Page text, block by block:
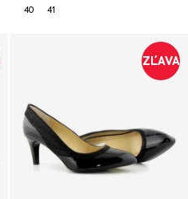
40 41
ZĽAVA